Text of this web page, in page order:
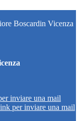
Boscardin Vicenza
inviare una mail
per inviare una mail